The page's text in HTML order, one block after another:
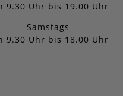
9.30 Uhr bis 19.00 Uhr
Samstags
9.30 Uhr bis 18.00 Uhr